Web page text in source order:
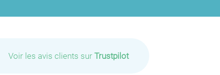
Voir les avis clients sur Trustpilot